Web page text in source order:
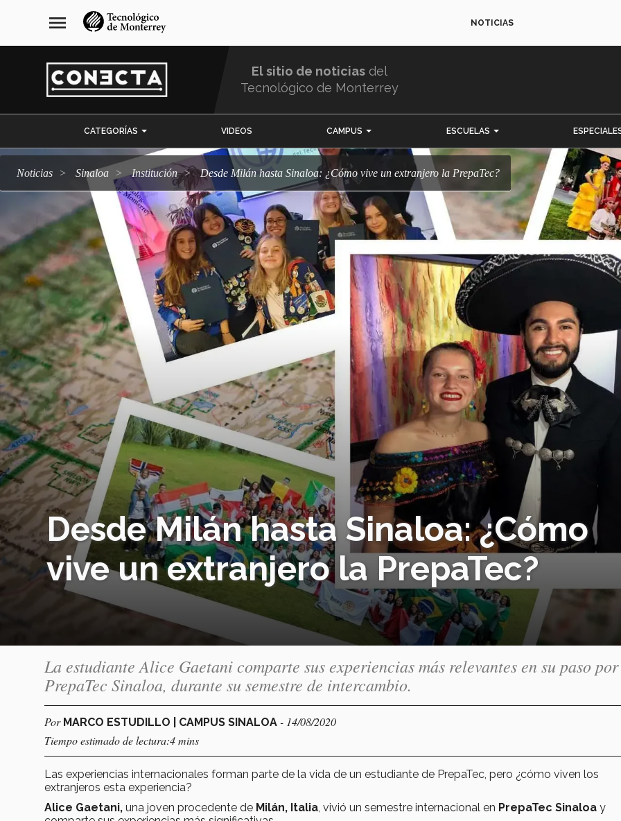
navegación
principal
menu NOTICIAS
El sitio de noticias del
Tecnológico de Monterrey
CATEGORÍAS VIDEOS CAMPUS ESCUELAS
Noticias Sinaloa Institución Desde Milán hasta Sinaloa: ¿Cómo vive un extranjero la PrepaTec?
Desde Milán hasta Sinaloa: ¿Cómo
vive un extranjero la PrepaTec?
La estudiante Alice Gaetani comparte sus experiencias más relevantes en su paso
PrepaTec Sinaloa, durante su semestre de intercambio.
Por MARCO ESTUDILLO | CAMPUS SINALOA - 14/08/2020
Tiempo estimado de lectura:4 mins
Las experiencias internacionales forman parte de la vida de un estudiante de PrepaTec, pero ¿cómo viven los
extranjeros esta experiencia?
Alice Gaetani, una joven procedente de Milán, Italia , vivió un semestre internacional en PrepaTec Sinaloa y